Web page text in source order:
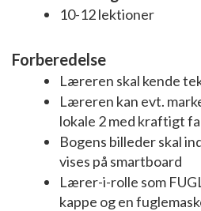
10-12 lektioner
Forberedelse
Læreren skal kende
Læreren kan evt.
lokale 2 med kraftigt
Bogens billeder skal
vises på smartboard
Lærer-i-rolle som
kappe og en